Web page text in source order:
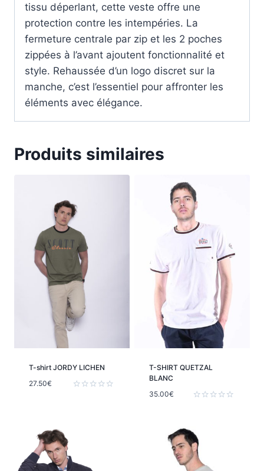
tissu déperlant, cette veste offre une
protection contre les intempéries. La
fermeture centrale par zip et les 2 poches
zippées à l’avant ajoutent fonctionnalité et
style. Rehaussée d’un logo discret sur la
manche, c’est l’essentiel pour affronter les
éléments avec élégance.
Produits similaires
T-shirt JORDY LICHEN
27.50€
T-SHIRT QUETZAL
BLANC
5
35.00€